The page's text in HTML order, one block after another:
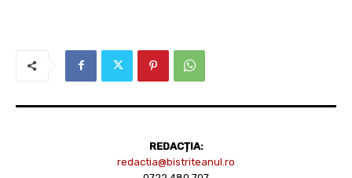
REDACȚIA:
redactia@bistriteanul.ro